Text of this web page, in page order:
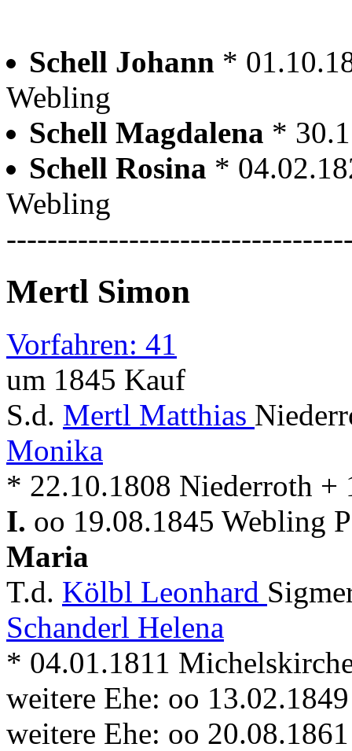
Schell Johann *
Webling
Schell Magdalena *
Schell Rosina *
Webling
Mertl Simon
Vorfahren: 41
um 1845 Kauf
S.d. Mertl Matthias
Monika
* 22.10.1808 Niederroth +
I. oo 19.08.1845 Webling
Maria
T.d. Kölbl Leonhard
Schanderl Helena
* 04.01.1811
weitere Ehe: oo
weitere Ehe: oo